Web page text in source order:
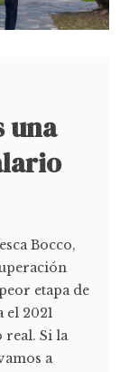
una
Bocco,
etapa de
el 2021
real. Si la
a